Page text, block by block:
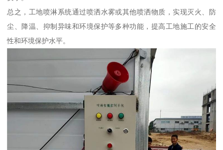
总之，工地喷淋系统通过喷洒水雾或其他喷洒物质，实现灭火、防
尘、降温、抑制异味和环境保护等多种功能，提高工地施工的安全
性和环境保护水平。